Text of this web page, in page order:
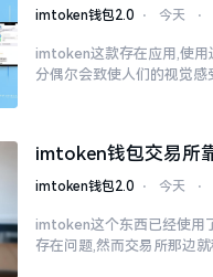
imtoken钱包2.0 ⋅ 今天 ⋅
imtoken这款存在应用,使用
分偶尔会致使人们的视觉感
imtoken钱包交易所
imtoken钱包2.0 ⋅ 今天 ⋅
imtoken这个东西已经使用
存在问题,然而交易所那边